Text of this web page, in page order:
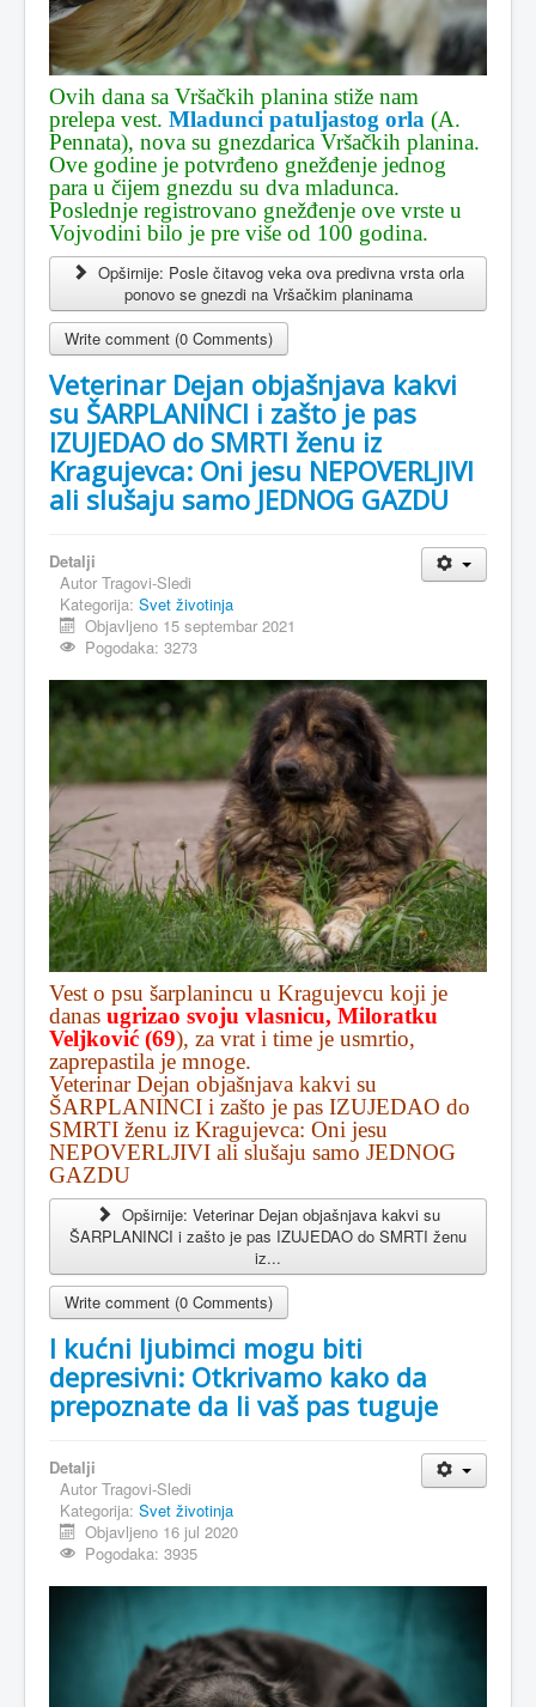
Ovih dana sa Vršačkih planina stiže nam
prelepa vest. Mladunci patuljastog orla (A.
Pennata), nova su gnezdarica Vršačkih planina.
Ove godine je potvrđeno gnežđenje jednog
para u čijem gnezdu su dva mladunca.
Poslednje registrovano gnežđenje ove vrste u
Vojvodini bilo je pre više od 100 godina.
Opširnije: Posle čitavog veka ova predivna vrsta orla
ponovo se gnezdi na Vršačkim planinama
Write comment (0 Comments)
Veterinar Dejan objašnjava kakvi
su ŠARPLANINCI i zašto je pas
IZUJEDAO do SMRTI ženu iz
Kragujevca: Oni jesu NEPOVERLJIVI
ali slušaju samo JEDNOG GAZDU
Detalji
Autor Tragovi-Sledi
Kategorija: Svet životinja
Objavljeno 15 septembar 2021
Pogodaka: 3273
Vest o psu šarplanincu u Kragujevcu koji je
danas ugrizao svoju vlasnicu, Miloratku
Veljković (69), za vrat i time je usmrtio,
zaprepastila je mnoge.
Veterinar Dejan objašnjava kakvi su
ŠARPLANINCI i zašto je pas IZUJEDAO do
SMRTI ženu iz Kragujevca: Oni jesu
NEPOVERLJIVI ali slušaju samo JEDNOG
GAZDU
Opširnije: Veterinar Dejan objašnjava kakvi su
ŠARPLANINCI i zašto je pas IZUJEDAO do SMRTI ženu
iz...
Write comment (0 Comments)
I kućni ljubimci mogu biti
depresivni: Otkrivamo kako da
prepoznate da li vaš pas tuguje
Detalji
Autor Tragovi-Sledi
Kategorija: Svet životinja
Objavljeno 16 jul 2020
Pogodaka: 3935